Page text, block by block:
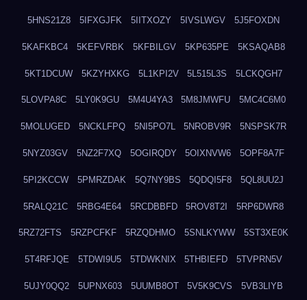
5HNS21Z8 5IFXGJFK 5IITXOZY 5IVSLWGV 5J5FOXDN
5KAFKBC4 5KEFVRBK 5KFBILGV 5KP635PE 5KSAQAB8
5KT1DCUW 5KZYHXKG 5L1KPI2V 5L515L3S 5LCKQGH7
5LOVPA8C 5LY0K9GU 5M4U4YA3 5M8JMWFU 5MC4C6M0
5MOLUGED 5NCKLFPQ 5NI5PO7L 5NROBV9R 5NSPSK7R
5NYZ03GV 5NZ2F7XQ 5OGIRQDY 5OIXNVW6 5OPF8A7F
5PI2KCCW 5PMRZDAK 5Q7NY9BS 5QDQI5F8 5QL8UU2J
5RALQ21C 5RBG4E64 5RCDBBFD 5ROV8T2I 5RP6DWR8
5RZ72FTS 5RZPCFKF 5RZQDHMO 5SNLKYWW 5ST3XE0K
5T4RFJQE 5TDWI9U5 5TDWKNIX 5THBIEFD 5TVPRN5V
5UJY0QQ2 5UPNX603 5UUMB8OT 5V5K9CVS 5VB3LIYB